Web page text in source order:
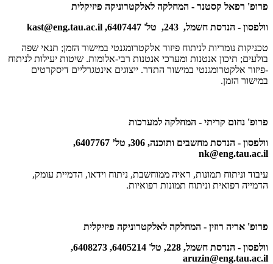
פרופ' רפאל קסטנר - המחלקה לאלקטרוניקה פיזיקלית
וולפסון - הנדסת חשמל, 243, טל' 6407447,
kast@eng.tau.ac.il
טכניקות נומריות לניתוח פיזור אלקטרומגנטי במישור הזמן; תנאי שפה
בולעים; תיכון אנטנות ומערכי אנטנות רבי-אלומות. שיטות יעילות לניתוח
-פיזור אלקטרומגנטי במישור התדר. ייצוגים אינטגרליים דיסקרטים
במישור הזמן.
פרופ' נחום קריתי - המחלקה למערכות
וולפסון - הנדסת מחשבים ותוכנה, 306, טל’ 6407767,
nk@eng.tau.ac.il
עיבוד וניתוח תמונות, ראיה ממוחשבת, ניתוח וידאו, הדמיית עומק,
הדמייה רפואית וניתוח תמונות רפואיות.
פרופ' אריה רוזין - המחלקה לאלקטרוניקה פיזיקלית
וולפסון - הנדסת חשמל, 228, טל' 6405214, 6408273,
aruzin@eng.tau.ac.il